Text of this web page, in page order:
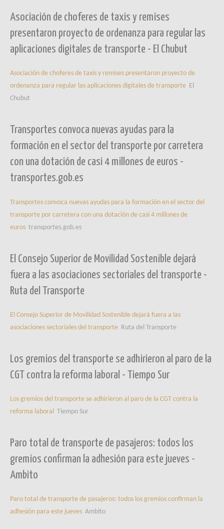
Asociación de choferes de taxis y remises
presentaron proyecto de ordenanza para regular las
aplicaciones digitales de transporte - El Chubut
Asociación de choferes de taxis y remises presentaron proyecto de
ordenanza para regular las aplicaciones digitales de transporte El
Chubut
Transportes convoca nuevas ayudas para la
formación en el sector del transporte por carretera
con una dotación de casi 4 millones de euros -
transportes.gob.es
Transportes convoca nuevas ayudas para la formación en el sector del
transporte por carretera con una dotación de casi 4 millones de
euros transportes.gob.es
El Consejo Superior de Movilidad Sostenible dejará
fuera a las asociaciones sectoriales del transporte -
Ruta del Transporte
El Consejo Superior de Movilidad Sostenible dejará fuera a las
asociaciones sectoriales del transporte Ruta del Transporte
Los gremios del transporte se adhirieron al paro de la
CGT contra la reforma laboral - Tiempo Sur
Los gremios del transporte se adhirieron al paro de la CGT contra la
reforma laboral Tiempo Sur
Paro total de transporte de pasajeros: todos los
gremios confirman la adhesión para este jueves -
Ambito
Paro total de transporte de pasajeros: todos los gremios confirman la
adhesión para este jueves Ambito